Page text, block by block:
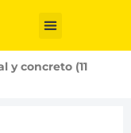
y concreto (11